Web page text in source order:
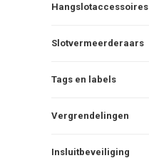
Hangslotaccessoires
Slotvermeerderaars
Tags en labels
Vergrendelingen
Insluitbeveiliging